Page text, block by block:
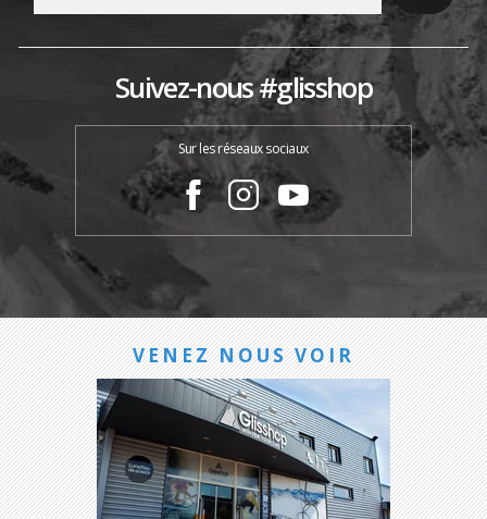
Suivez-nous #glisshop
Sur les réseaux sociaux
VENEZ NOUS VOIR